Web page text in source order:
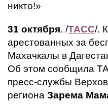
никто!»
31 октября. /ТАСС/.
арестованных за
Махачкалы в
Об этом сообщила
пресс-службы
региона Зарема